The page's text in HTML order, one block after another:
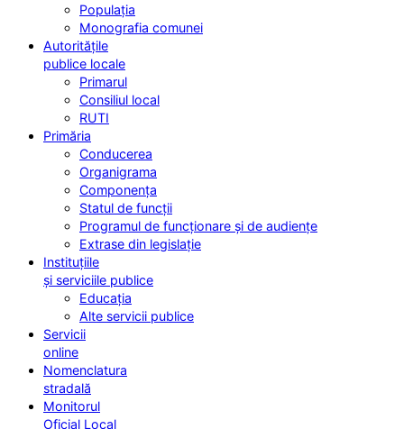
Populația
Monografia comunei
Autoritățile
publice locale
Primarul
Consiliul local
RUTI
Primăria
Conducerea
Organigrama
Componența
Statul de funcții
Programul de funcționare și de audiențe
Extrase din legislație
Instituțiile
și serviciile publice
Educația
Alte servicii publice
Servicii
online
Nomenclatura
stradală
Monitorul
Oficial Local